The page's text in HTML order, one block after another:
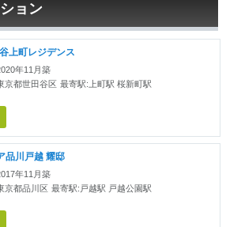
ョン
上町レジデンス
年11月築
京都世田谷区 最寄駅:上町駅 桜新町駅
品川戸越 耀邸
年11月築
京都品川区 最寄駅:戸越駅 戸越公園駅